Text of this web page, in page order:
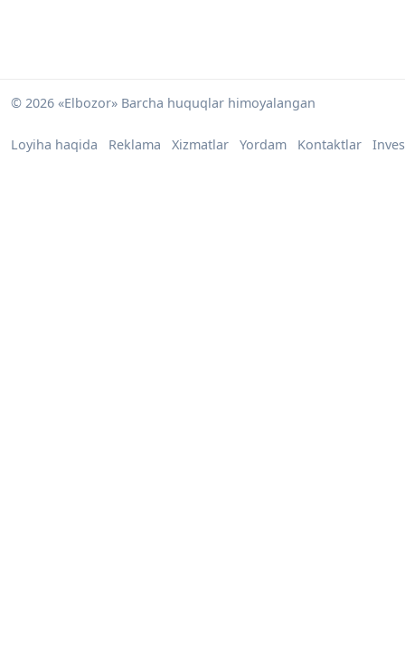
© 2026 «Elbozor» Barcha huquqlar himoyalangan
Loyiha haqida Reklama Xizmatlar Yordam Kontaktlar